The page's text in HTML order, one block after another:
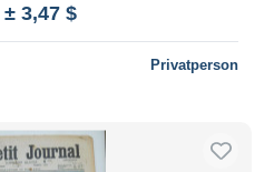
± 3,47 $
Privatperson